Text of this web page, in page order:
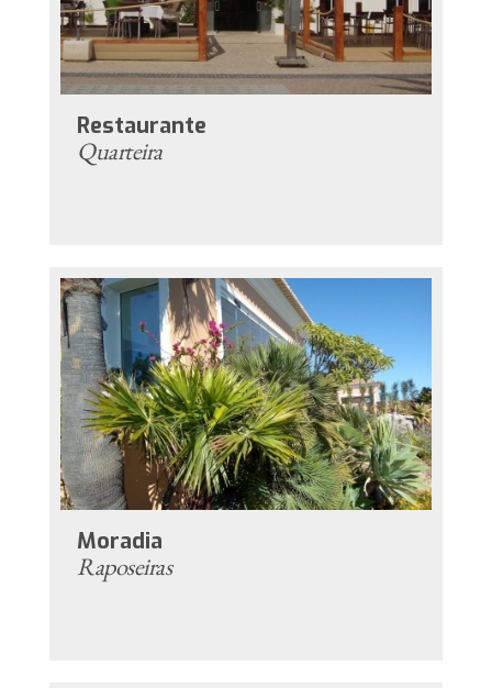
Restaurante
Quarteira
Moradia
Raposeiras